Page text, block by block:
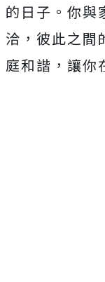
的日子。你與
洽，彼此之間
庭和諧，讓你